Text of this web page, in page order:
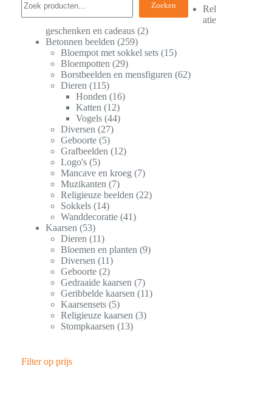
Zoeken
Rel
atie
geschenken en cadeaus 2
Betonnen beelden 259
Bloempot met sokkel sets 15
Bloempotten 29
Borstbeelden en mensfiguren 62
Dieren 115
Honden 16
Katten 12
Vogels 44
Diversen 27
Geboorte 5
Grafbeelden 12
Logo's 5
Mancave en kroeg 7
Muzikanten 7
Religieuze beelden 22
Sokkels 14
Wanddecoratie 41
Kaarsen 53
Dieren 11
Bloemen en planten 9
Diversen 11
Geboorte 2
Gedraaide kaarsen 7
Geribbelde kaarsen 11
Kaarsensets 5
Religieuze kaarsen 3
Stompkaarsen 13
Filter op prijs